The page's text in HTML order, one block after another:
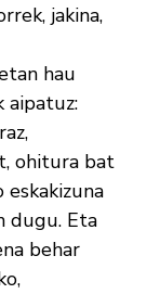
jakina,
hau
aipatuz:
ohitura bat
eskakizuna
dugu. Eta
behar